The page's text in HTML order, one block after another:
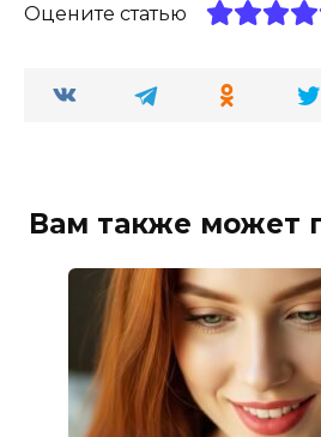
Оцените статью
Вам также может